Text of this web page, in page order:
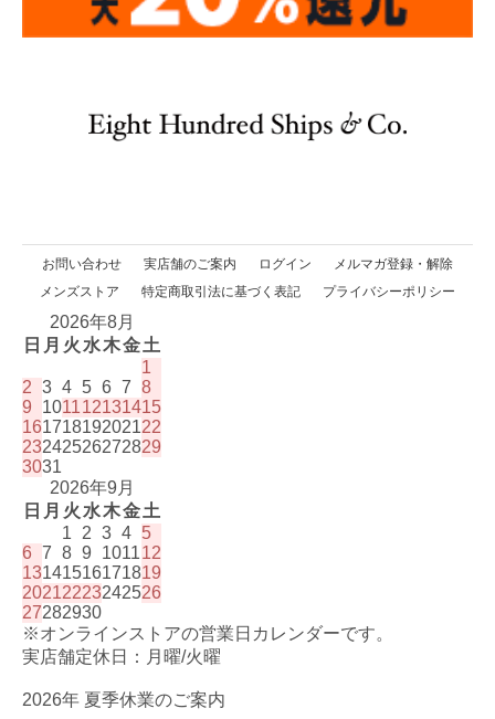
お問い合わせ 実店舗のご案内 ログイン
メルマガ登録・解除
メンズストア
特定商取引法に基づく表記 プライバシーポリシー
2026年8月
日 月 火 水木金土
1
2 3 4 5 6 7 8
9
101112131415
16171819202122
23242526272829
3031
2026年9月
日 月 火 水木金土
1
2 3 4 5
6 7 8 9 101112
13141516171819
20212223242526
27282930
※オンラインストアの営業日カレンダーです。
実店舗定休日：月曜/火曜
2026年 夏季休業のご案内